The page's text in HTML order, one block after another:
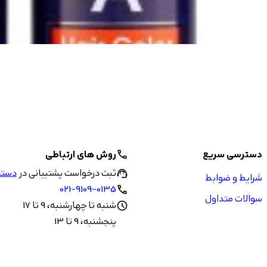
دسترسی سریع
شرایط و ضوابط
سوالات متداول
callروش های ارتباطی
support_agentثبت درخواست پشتیبانی در
call
021-9109-0135
scheduleشنبه تا چهارشنبه، 9 تا 17
پنجشنبه، 9 تا 13